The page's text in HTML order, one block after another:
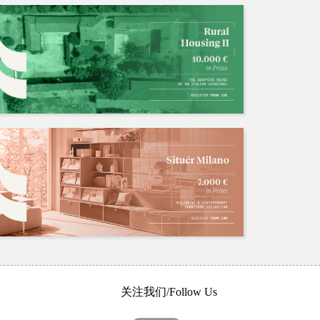
关注我们/Follow Us